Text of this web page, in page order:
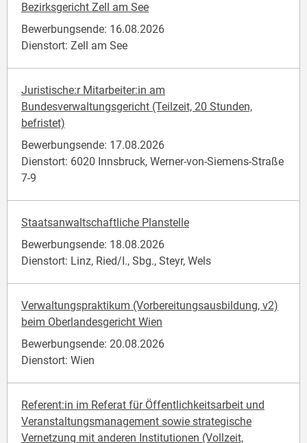
Bezirksgericht Zell am See
Bewerbungsende: 16.08.2026
Dienstort: Zell am See
Juristische:r Mitarbeiter:in am
Bundesverwaltungsgericht (Teilzeit, 20 Stunden,
befristet)
Bewerbungsende: 17.08.2026
Dienstort: 6020 Innsbruck, Werner-von-Siemens-Straße
7-9
Staatsanwaltschaftliche Planstelle
Bewerbungsende: 18.08.2026
Dienstort: Linz, Ried/I., Sbg., Steyr, Wels
Verwaltungspraktikum (Vorbereitungsausbildung, v2)
beim Oberlandesgericht Wien
Bewerbungsende: 20.08.2026
Dienstort: Wien
Referent:in im Referat für Öffentlichkeitsarbeit und
Veranstaltungsmanagement sowie strategische
Vernetzung mit anderen Institutionen (Vollzeit,